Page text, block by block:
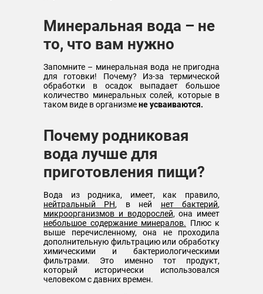
Минеральная вода – не
то, что вам нужно
Запомните – минеральная вода не пригодна
для готовки! Почему? Из-за термической
обработки в осадок выпадает большое
количество минеральных солей, которые в
таком виде в организмене усваиваются.
Почему родниковая
вода лучше для
приготовления пищи?
Вода из родника, имеет, как правило,
нейтральный PH, в ней нет бактерий,
микроорганизмов и водорослей, она имеет
небольшое содержание минералов. Плюс к
выше перечисленному, она не проходила
дополнительную фильтрацию или обработку
химическими и бактериологическими
фильтрами. Это именно тот продукт,
который исторически использовался
человеком с давних времен.